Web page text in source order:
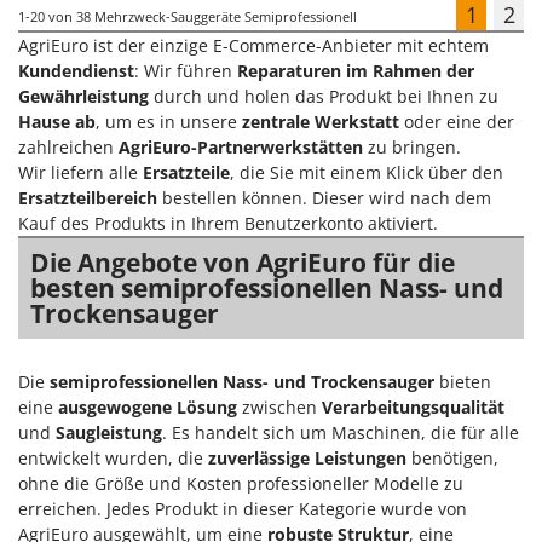
1-20 von 38 Mehrzweck-Sauggeräte Semiprofessionell 1 2
AgriEuro ist der einzige E-Commerce-Anbieter mit echtem
Kundendienst: Wir führen Reparaturen im Rahmen der
Gewährleistung durch und holen das Produkt bei Ihnen zu
Hause ab, um es in unsere zentrale Werkstatt oder eine der
zahlreichen AgriEuro-Partnerwerkstätten zu bringen.
Wir liefern alle Ersatzteile, die Sie mit einem Klick über den
Ersatzteilbereich bestellen können. Dieser wird nach dem
Kauf des Produkts in Ihrem Benutzerkonto aktiviert.
Die Angebote von AgriEuro für die
besten semiprofessionellen Nass- und
Trockensauger
Die semiprofessionellen Nass- und Trockensauger bieten
eine ausgewogene Lösung zwischen Verarbeitungsqualität
und Saugleistung. Es handelt sich um Maschinen, die für alle
entwickelt wurden, die zuverlässige Leistungen benötigen,
ohne die Größe und Kosten professioneller Modelle zu
erreichen. Jedes Produkt in dieser Kategorie wurde von
AgriEuro ausgewählt, um eine robuste Struktur, eine